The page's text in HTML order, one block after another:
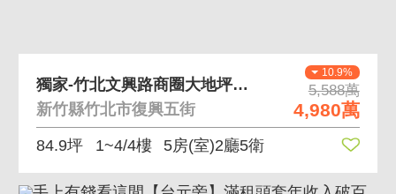
10.9%
5,588萬
4,980萬
獨家-竹北文興路商圈大地坪透天別墅
新竹縣竹北市復興五街
84.9坪 1~4/4樓 5房(室)2廳5衛